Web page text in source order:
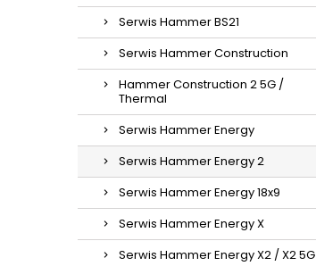
Serwis Hammer BS21
Serwis Hammer Construction
Hammer Construction 2 5G /
Thermal
Serwis Hammer Energy
Serwis Hammer Energy 2
Serwis Hammer Energy 18x9
Serwis Hammer Energy X
Serwis Hammer Energy X2 / X2 5G